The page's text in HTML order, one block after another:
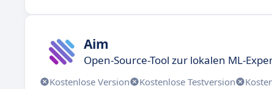
Aim
Open-Source-Tool zur lokalen ML-
Kostenlose Version Kostenlose Testversion